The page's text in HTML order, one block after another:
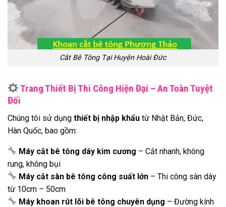
Cắt Bê Tông Tại Huyện Hoài Đức
Trang Thiết Bị Thi Công Hiện Đại – An Toàn Tuyệt
Đối
Chúng tôi sử dụng thiết bị nhập khẩu từ Nhật Bản, Đức,
Hàn Quốc, bao gồm:
Máy cắt bê tông dây kim cương – Cắt nhanh, không
rung, không bụi
Máy cắt sàn bê tông công suất lớn – Thi công sàn dày
từ 10cm – 50cm
Máy khoan rút lõi bê tông chuyên dụng – Đường kính